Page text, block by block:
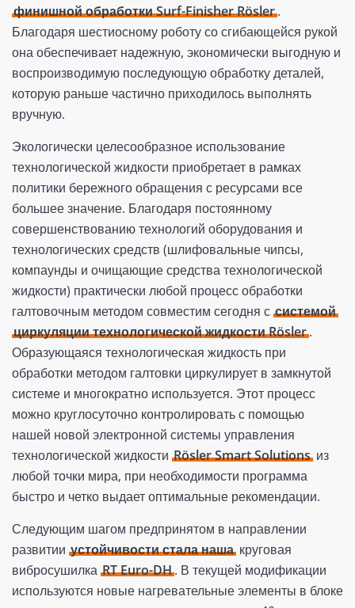
финишной обработки Surf-Finisher Rösler.
Благодаря шестиосному роботу со сгибающейся рукой
она обеспечивает надежную, экономически выгодную и
воспроизводимую последующую обработку деталей,
которую раньше частично приходилось выполнять
вручную.
Экологически целесообразное использование
технологической жидкости приобретает в рамках
политики бережного обращения с ресурсами все
большее значение. Благодаря постоянному
совершенствованию технологий оборудования и
технологических средств (шлифовальные чипсы,
компаунды и очищающие средства технологической
жидкости) практически любой процесс обработки
галтовочным методом совместим сегодня с системой
циркуляции технологической жидкости Rösler.
Образующаяся технологическая жидкость при
обработки методом галтовки циркулирует в замкнутой
системе и многократно используется. Этот процесс
можно круглосуточно контролировать с помощью
нашей новой электронной системы управления
технологической жидкости Rösler Smart Solutionsиз
любой точки мира, при необходимости программа
быстро и четко выдает оптимальные рекомендации.
Следующим шагом предпринятом в направлении
развитии устойчивости стала нашакруговая
вибросушилка RT Euro-DH. В текущей модификации
используются новые нагревательные элементы в блоке